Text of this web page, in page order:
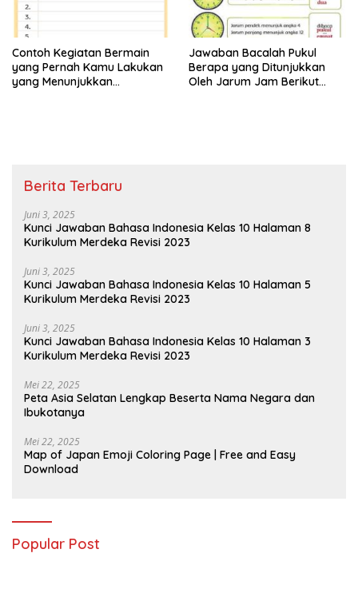
Contoh Kegiatan Bermain
yang Pernah Kamu Lakukan
yang Menunjukkan
Jawaban Bacalah Pukul
Berapa yang Ditunjukkan
Oleh Jarum Jam Berikut
Berita Terbaru
Juni 3, 2025
Kunci Jawaban Bahasa Indonesia Kelas 10 Halaman 8
Kurikulum Merdeka Revisi 2023
Juni 3, 2025
Kunci Jawaban Bahasa Indonesia Kelas 10 Halaman 5
Kurikulum Merdeka Revisi 2023
Juni 3, 2025
Kunci Jawaban Bahasa Indonesia Kelas 10 Halaman 3
Kurikulum Merdeka Revisi 2023
Mei 22, 2025
Peta Asia Selatan Lengkap Beserta Nama Negara dan
Ibukotanya
Mei 22, 2025
Map of Japan Emoji Coloring Page | Free and Easy
Download
Popular Post